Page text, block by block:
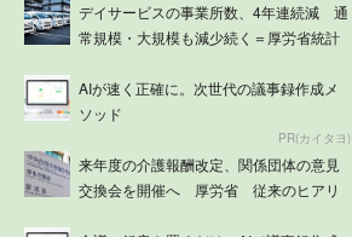
デイサービスの事業所数、4年連続減 通
常規模・大規模も減少続く＝厚労省統計
AIが速く正確に。次世代の議事録作成メ
ソッド
PR(カイタヨ)
来年度の介護報酬改定、関係団体の意見
交換会を開催へ 厚労省 従来のヒアリ